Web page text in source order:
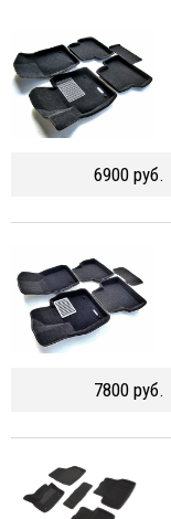
6900 руб.
7800 руб.